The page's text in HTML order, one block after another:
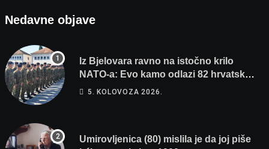
Nedavne objave
Iz Bjelovara ravno na istočno krilo
NATO-a: Evo kamo odlazi 82 hrvatska
vojnika i 6 vojnikinja
5. KOLOVOZA 2026.
Umirovljenica (80) mislila je da joj piše